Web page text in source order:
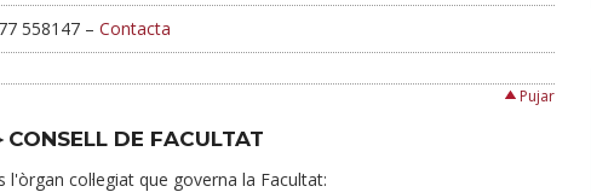
558147 – Contacta
Pujar
DE FACULTAT
l'òrgan col·legiat que governa la Facultat: